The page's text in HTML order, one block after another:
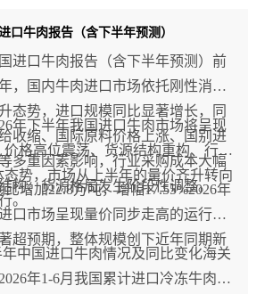
口牛肉报告（含下半年预测）
进口牛肉报告（含下半年预测）前
，国内牛肉进口市场依托刚性消费
态势，进口规模同比显著增长，同
收缩、国际原料价格上涨、国别进
多重因素影响，行业采购成本大幅
构、货源格局发生阶段性调整。
年下半年我国进口牛肉市场将呈现
价格高位震荡、货源结构重构、行业
态势，市场从上半年的量价齐升转向
。
增加22.8万吨，增幅17.55%2026年
口市场呈现量价同步走高的运行特
超预期，整体规模创下近年同期新
年中国进口牛肉情况及同比变化海关
年1-6月我国累计进口冷冻牛肉